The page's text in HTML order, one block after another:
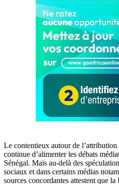
Le contentieux autour de
continue d’alimenter les débats
Sénégal. Mais au-delà des
sociaux et dans certains médias
sources concordantes attestent que